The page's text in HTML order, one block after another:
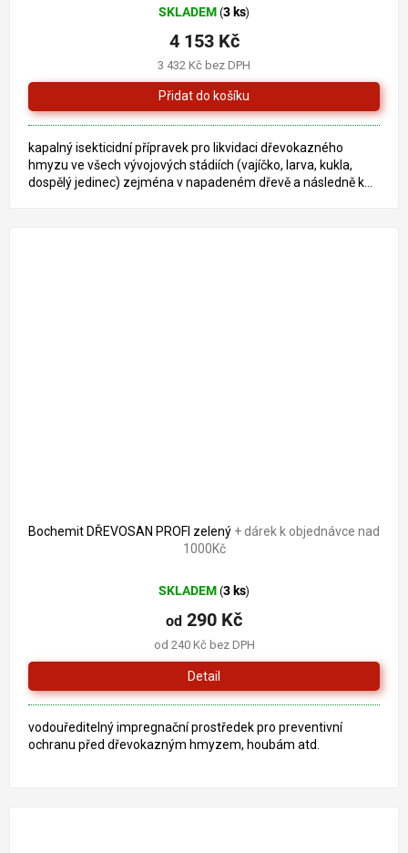
SKLADEM (3 ks)
3 432 Kč bez DPH
4 153 Kč
kapalný isekticidní přípravek pro likvidaci dřevokazného
hmyzu ve všech vývojových stádiích (vajíčko, larva, kukla,
dospělý jedinec) zejména v napadeném dřevě a následně k...
Bochemit DŘEVOSAN PROFI zelený + dárek k objednávce nad
1000Kč
SKLADEM (3 ks)
od 240 Kč bez DPH
od 290 Kč
Detail
vodouředitelný impregnační prostředek pro preventivní
ochranu před dřevokazným hmyzem, houbám atd.